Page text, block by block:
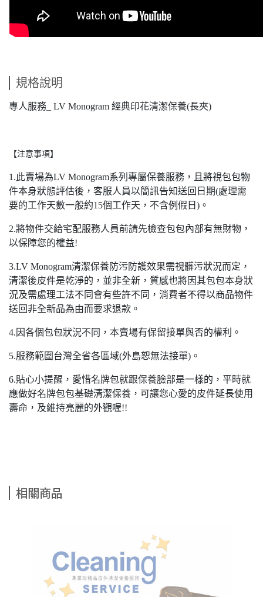
規格說明
專人服務_ LV Monogram 經典印花清潔保養(長夾)
【注意事項】
1.此賣場為LV Monogram系列專屬保養服務，且將視包包物
件本身狀態評估後，客服人員以簡訊告知送回日期(處理需
要的工作天數一般約15個工作天，不含例假日)。
2.將物件交給宅配服務人員前請先檢查包包內部有無財物，
以保障您的權益!
3.LV Monogram清潔保養防污防護效果需視髒污狀況而定，
清潔後皮件是乾淨的，並非全新，質感也將因其包包本身狀
況及需處理工法不同會有些許不同，消費者不得以商品物件
送回非全新品為由而要求退款。
4.因各個包包狀況不同，本賣場有保留接單與否的權利。
5.服務範圍台灣全省各區域(外島恕無法接單)。
6.貼心小提醒，愛惜名牌包就跟保養臉部是一樣的，平時就
應做好名牌包包基礎清潔保養，可讓您心愛的皮件延長使用
壽命，及維持亮麗的外觀喔!!
相關商品